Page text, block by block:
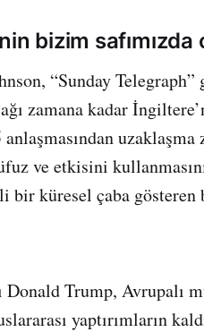
bizim safımızda
“Sunday Telegraph”
zamana kadar
ve etkisini
küresel çaba gösteren
Donald Trump, Avrupalı
yaptırımların